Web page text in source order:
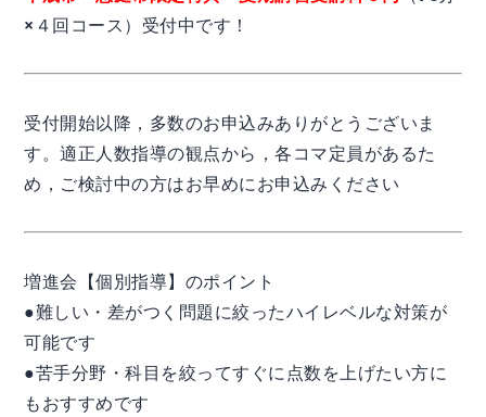
×４回コース）受付中です！
受付開始以降，多数のお申込みありがとうございま
す。適正人数指導の観点から，各コマ定員があるた
め，ご検討中の方はお早めにお申込みください
増進会【個別指導】のポイント
●難しい・差がつく問題に絞ったハイレベルな対策が
可能です
●苦手分野・科目を絞ってすぐに点数を上げたい方に
もおすすめです